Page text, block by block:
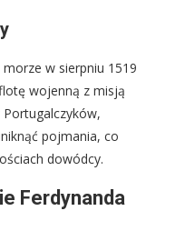
morze w sierpniu 1519
wojenną z misją
pojmania, co
dowódcy.
Ferdynanda